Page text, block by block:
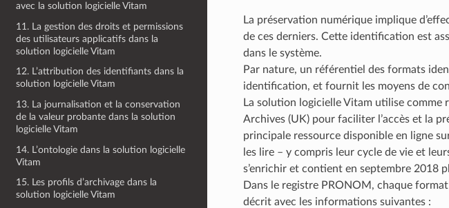
avec la solution logicielle Vitam
11. La gestion des droits et permissions
des utilisateurs applicatifs dans la
solution logicielle Vitam
12. L’attribution des identifiants dans la
solution logicielle Vitam
13. La journalisation et la conservation
de la valeur probante dans la solution
logicielle Vitam
14. L’ontologie dans la solution logicielle
Vitam
15. Les profils d’archivage dans la
solution logicielle Vitam
La préservation numérique implique
de ces derniers. Cette identification est
dans le système.
Par nature, un référentiel des formats
identification, et fournit les moyens de
La solution logicielle Vitam utilise comme
Archives (UK) pour faciliter l’accès et la
principale ressource disponible en ligne
les lire – y compris leur cycle de vie et
s’enrichir et contient en septembre 2018
Dans le registre PRONOM, chaque
décrit avec les informations suivantes :